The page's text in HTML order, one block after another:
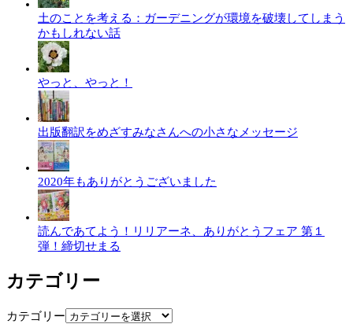
土のことを考える：ガーデニングが環境を破壊してしまう
かもしれない話
やっと、やっと！
出版翻訳をめざすみなさんへの小さなメッセージ
2020年もありがとうございました
読んであてよう！リリアーネ、ありがとうフェア 第１
弾！締切せまる
カテゴリー
カテゴリー